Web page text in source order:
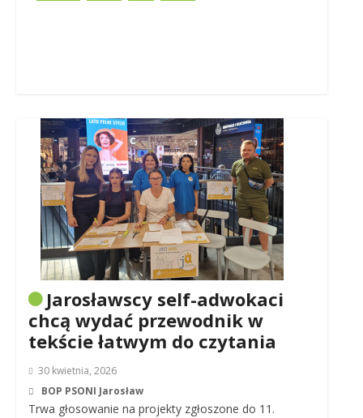
Jarosławscy self-adwokaci
chcą wydać przewodnik w
tekście łatwym do czytania
30 kwietnia, 2026
BOP PSONI Jarosław
Trwa głosowanie na projekty zgłoszone do 11.